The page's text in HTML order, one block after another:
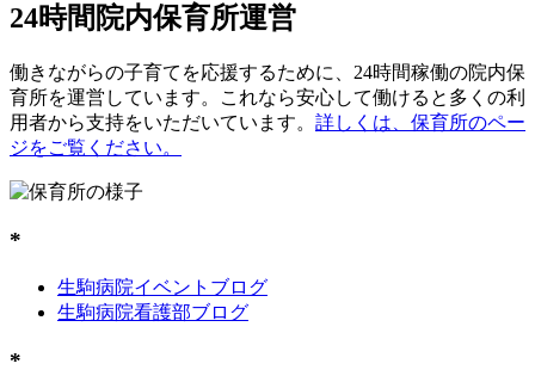
24時間院内保育所運営
働きながらの子育てを応援するために、24時間稼働の院内保
育所を運営しています。これなら安心して働けると多くの利
用者から支持をいただいています。 詳しくは、保育所のペー
ジをご覧ください。
*
生駒病院イベントブログ
生駒病院看護部ブログ
*